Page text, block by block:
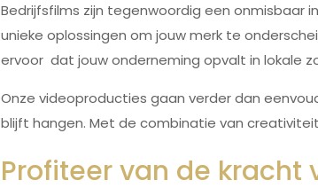
Bedrijfsfilms zijn tegenwoordig een onmisbaar
unieke oplossingen om jouw merk te
ervoor dat jouw onderneming opvalt in lokale
Onze videoproducties gaan verder dan
blijft hangen. Met de combinatie van
Profiteer van de kracht